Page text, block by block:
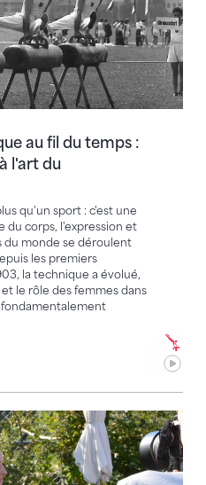
au fil du temps :
l'art du
qu'un sport : c'est une
du corps, l'expression et
du monde se déroulent
les premiers
la technique a évolué,
le rôle des femmes dans
Suissesse à se